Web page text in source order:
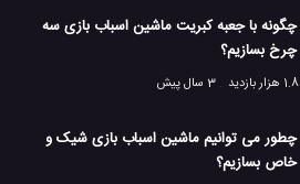
چگونه با جعبه کبریت ماشین اسباب بازی سه
چرخ بسازیم؟
1.8 هزار بازدید
3 سال پیش
چطور می توانیم ماشین اسباب بازی شیک و
خاص بسازیم؟